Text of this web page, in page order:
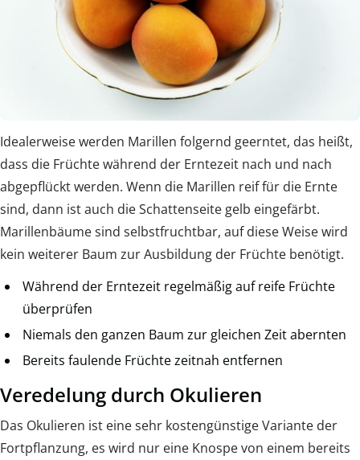
Idealerweise werden Marillen folgernd geerntet, das heißt,
dass die Früchte während der Erntezeit nach und nach
abgepflückt werden. Wenn die Marillen reif für die Ernte
sind, dann ist auch die Schattenseite gelb eingefärbt.
Marillenbäume sind selbstfruchtbar, auf diese Weise wird
kein weiterer Baum zur Ausbildung der Früchte benötigt.
Während der Erntezeit regelmäßig auf reife Früchte
überprüfen
Niemals den ganzen Baum zur gleichen Zeit abernten
Bereits faulende Früchte zeitnah entfernen
Veredelung durch Okulieren
Das Okulieren ist eine sehr kostengünstige Variante der
Fortpflanzung, es wird nur eine Knospe von einem bereits